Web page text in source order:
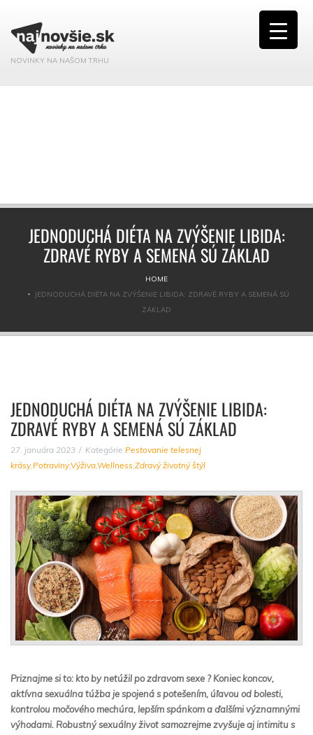
NOVINKY NA NAŠOM TRHU
JEDNODUCHÁ DIÉTA NA ZVÝŠENIE LIBIDA:
ZDRAVÉ RYBY A SEMENÁ SÚ ZÁKLAD
HOME
JEDNODUCHÁ DIÉTA NA ZVÝŠENIE LIBIDA: ZDRAVÉ RYBY A SEMENÁ SÚ
ZÁKLAD
JEDNODUCHÁ DIÉTA NA ZVÝŠENIE LIBIDA:
ZDRAVÉ RYBY A SEMENÁ SÚ ZÁKLAD
27. januára 2023 Kategórie Pestovanie telesnej
krásy,Potraviny,Výživa,Wellness,Zdravý životný štýl
Priznajme si to: kto by netúžil po zdravom sexe ? Koniec koncov,
aktívna sexuálna túžba je spojená s potešením, úľavou od bolesti,
kontrolou močového mechúra, lepším spánkom a ďalšími významnými
výhodami. Robustný sexuálny život samozrejme zvyšuje aj intimitu s